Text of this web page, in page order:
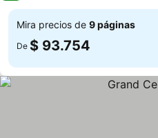
Mira precios de 9 páginas
De $ 93.754